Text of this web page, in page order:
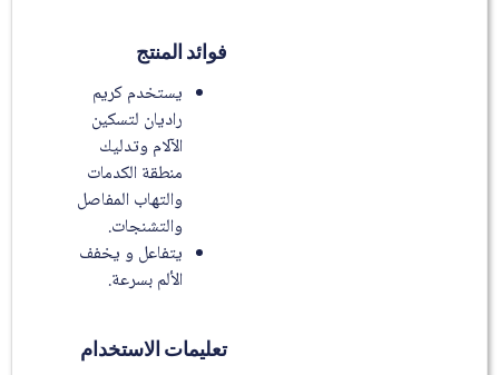
فوائد المنتج
يستخدم كريم
راديان لتسكين
الآلام وتدليك
منطقة الكدمات
والتهاب المفاصل
والتشنجات.
يتفاعل و يخفف
الألم بسرعة.
تعليمات الاستخدام